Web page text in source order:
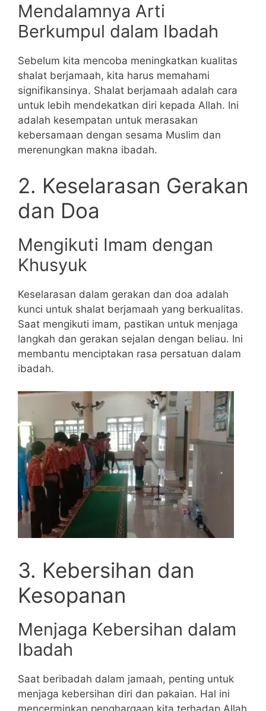
Mendalamnya Arti
Berkumpul dalam Ibadah
Sebelum kita mencoba meningkatkan kualitas
shalat berjamaah, kita harus memahami
signifikansinya. Shalat berjamaah adalah cara
untuk lebih mendekatkan diri kepada Allah. Ini
adalah kesempatan untuk merasakan
kebersamaan dengan sesama Muslim dan
merenungkan makna ibadah.
2. Keselarasan Gerakan
dan Doa
Mengikuti Imam dengan
Khusyuk
Keselarasan dalam gerakan dan doa adalah
kunci untuk shalat berjamaah yang berkualitas.
Saat mengikuti imam, pastikan untuk menjaga
langkah dan gerakan sejalan dengan beliau. Ini
membantu menciptakan rasa persatuan dalam
ibadah.
3. Kebersihan dan
Kesopanan
Menjaga Kebersihan dalam
Ibadah
Saat beribadah dalam jamaah, penting untuk
menjaga kebersihan diri dan pakaian. Hal ini
mencerminkan penghargaan kita terhadap Allah